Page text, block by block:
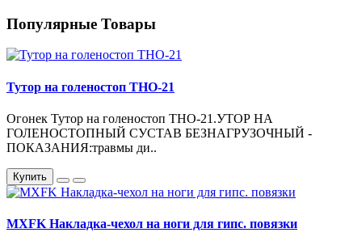
Популярные Товары
Тутор на голеностоп ТНО-21
Огонек Тутор на голеностоп ТНО-21.УТОР НА
ГОЛЕНОСТОПНЫЙ СУСТАВ БЕЗНАГРУЗОЧНЫЙ -
ПОКАЗАНИЯ:травмы ди..
Купить
MXFK Накладка-чехол на ноги для гипс. повязки